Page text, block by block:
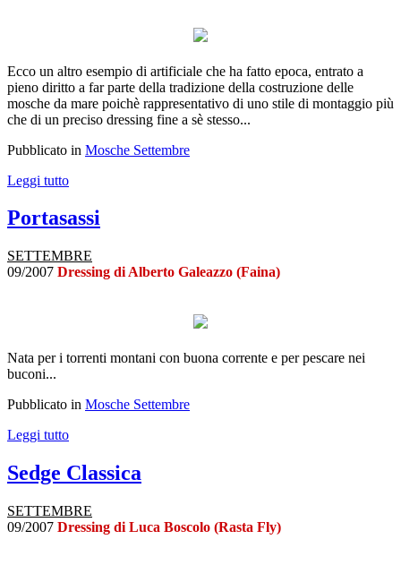
Ecco un altro esempio di artificiale che ha fatto epoca, entrato a
pieno diritto a far parte della tradizione della costruzione delle
mosche da mare poichè rappresentativo di uno stile di montaggio più
che di un preciso dressing fine a sè stesso...
Pubblicato in Mosche Settembre
Leggi tutto
Portasassi
SETTEMBRE
09/2007 Dressing di Alberto Galeazzo (Faina)
Nata per i torrenti montani con buona corrente e per pescare nei
buconi...
Pubblicato in Mosche Settembre
Leggi tutto
Sedge Classica
SETTEMBRE
09/2007 Dressing di Luca Boscolo (Rasta Fly)